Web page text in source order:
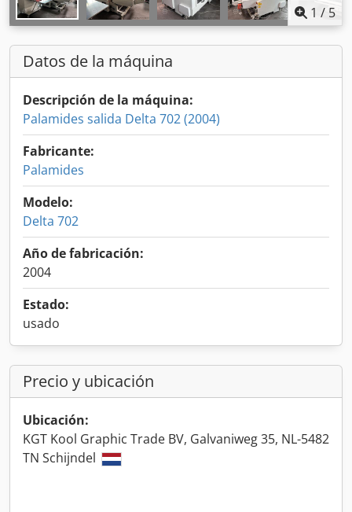
1 / 5
Datos de la máquina
Descripción de la máquina:
Palamides salida Delta 702 (2004)
Fabricante:
Palamides
Modelo:
Delta 702
Año de fabricación:
2004
Estado:
usado
Precio y ubicación
Ubicación:
KGT Kool Graphic Trade BV, Galvaniweg 35, NL-5482
TN Schijndel